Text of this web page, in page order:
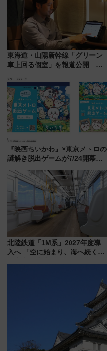
東海道・山陽新幹線「グリーン
車上回る個室」を報道公開 プ
『映画ちいかわ』×東京メトロの
謎解き脱出ゲームが7/24開幕！
遊び方を解説！（7/10発売開
始）
北陸鉄道「1M系」2027年度導
入へ 「空に始まり、海へ続く」